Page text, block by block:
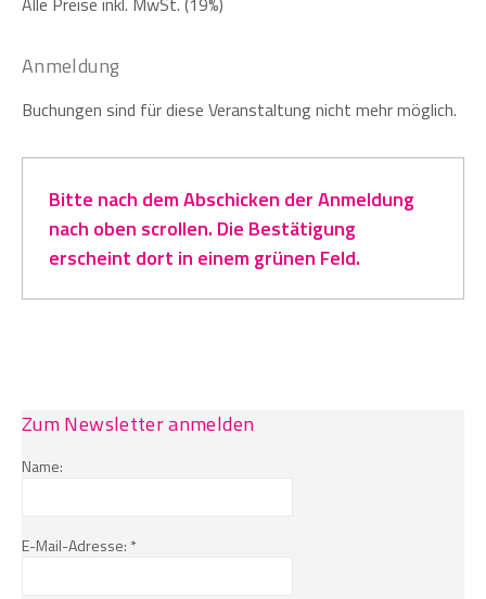
Anmeldung
Buchungen sind für diese Veranstaltung nicht mehr möglich.
Bitte nach dem Abschicken der Anmeldung
nach oben scrollen. Die Bestätigung
erscheint dort in einem grünen Feld.
Zum Newsletter anmelden
Name:
E-Mail-Adresse: *